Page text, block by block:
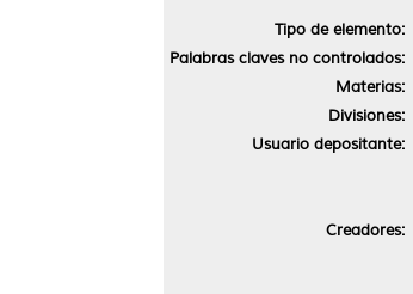
Tipo de elemento:
Palabras claves no controlados:
Materias:
Divisiones:
Usuario depositante:
Creadores: